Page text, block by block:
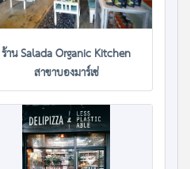
ร้าน Salada Organic Kitchen
สาขาบองมาร์เช่